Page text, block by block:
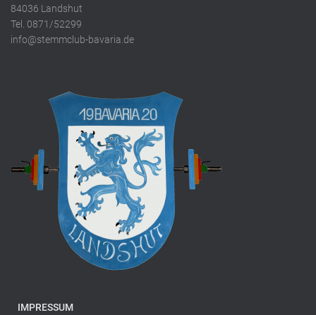
84036 Landshut
Tel. 0871/52299
info@stemmclub-bavaria.de
IMPRESSUM